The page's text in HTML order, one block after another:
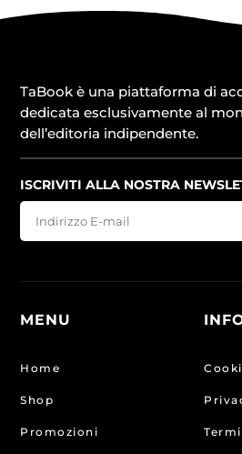
TaBook è una piattaforma di
dedicata esclusivamente al
dell’editoria indipendente.
ISCRIVITI ALLA NOSTRA
MENU
Home
Shop
Promozioni